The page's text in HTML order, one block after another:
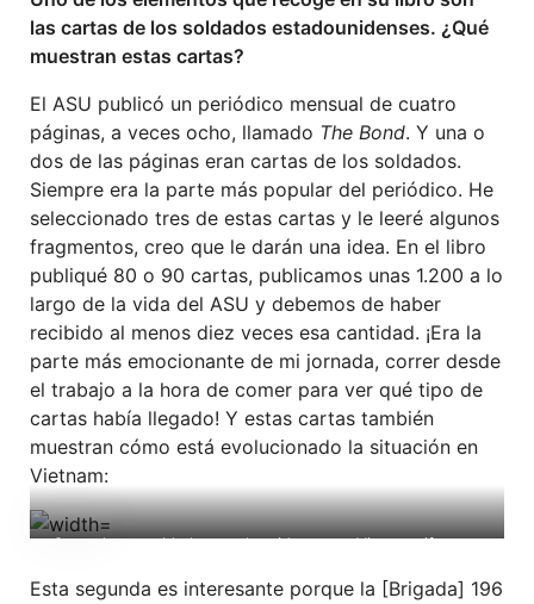
las cartas de los soldados estadounidenses. ¿Qué
muestran estas cartas?
El ASU publicó un periódico mensual de cuatro
páginas, a veces ocho, llamado The Bond. Y una o
dos de las páginas eran cartas de los soldados.
Siempre era la parte más popular del periódico. He
seleccionado tres de estas cartas y le leeré algunos
fragmentos, creo que le darán una idea. En el libro
publiqué 80 o 90 cartas, publicamos unas 1.200 a lo
largo de la vida del ASU y debemos de haber
recibido al menos diez veces esa cantidad. ¡Era la
parte más emocionante de mi jornada, correr desde
el trabajo a la hora de comer para ver qué tipo de
cartas había llegado! Y estas cartas también
muestran cómo está evolucionado la situación en
Vietnam:
Carta de un soldado estadounidense en Vietnam (fuente:
Esta segunda es interesante porque la [Brigada] 196